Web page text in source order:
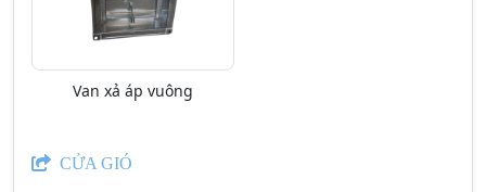
Van xả áp vuông
CỬA GIÓ